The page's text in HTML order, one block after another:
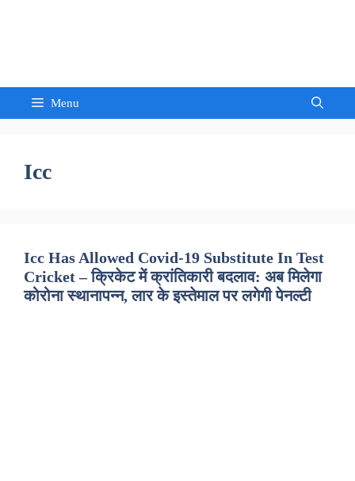
Menu
Icc
Icc Has Allowed Covid-19 Substitute In Test
Cricket – क्रिकेट में क्रांतिकारी बदलाव: अब मिलेगा
कोरोना स्थानापन्न, लार के इस्तेमाल पर लगेगी पेनल्टी